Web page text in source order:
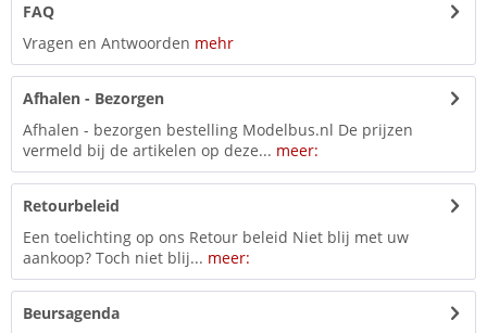
FAQ
Vragen en Antwoorden mehr
Afhalen - Bezorgen
Afhalen - bezorgen bestelling Modelbus.nl De prijzen
vermeld bij de artikelen op deze... meer:
Retourbeleid
Een toelichting op ons Retour beleid Niet blij met uw
aankoop? Toch niet blij... meer:
Beursagenda